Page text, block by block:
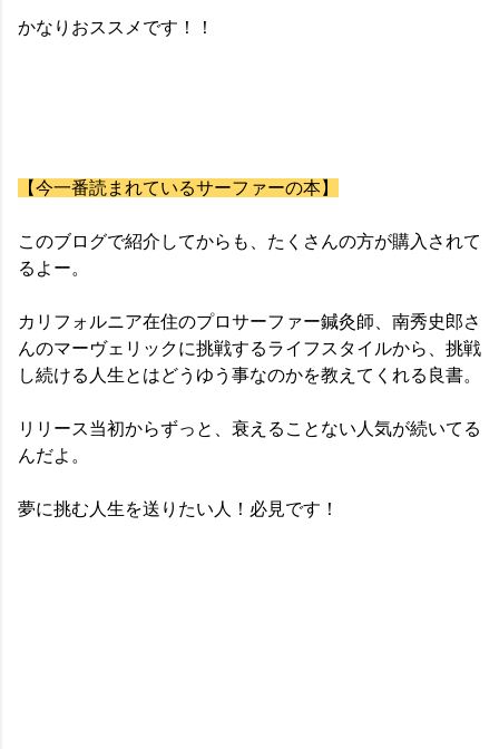
かなりおススメです！！
【今一番読まれているサーファーの本】
このブログで紹介してからも、たくさんの方が購入されて
るよー。
カリフォルニア在住のプロサーファー鍼灸師、南秀史郎さ
んのマーヴェリックに挑戦するライフスタイルから、挑戦
し続ける人生とはどうゆう事なのかを教えてくれる良書。
リリース当初からずっと、衰えることない人気が続いてる
んだよ。
夢に挑む人生を送りたい人！必見です！